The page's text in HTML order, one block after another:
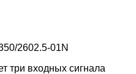
2602.5-01N
три входных сигнала